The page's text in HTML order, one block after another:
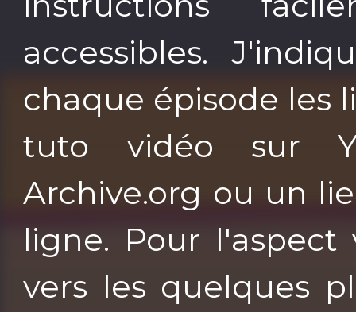
accessibles.
chaque épisode les
tuto vidéo sur
Archive.org ou un
ligne. Pour l'aspect
vers les quelques